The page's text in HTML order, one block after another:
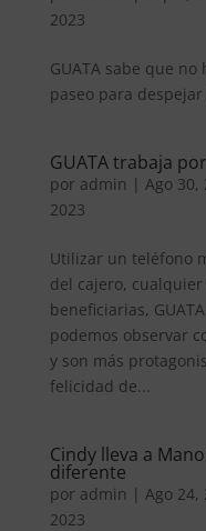
2023
GUATA sabe que
paseo para
GUATA trabaja
por admin | Ago 30,
2023
Utilizar un teléfono
del cajero,
beneficiarias,
podemos observar
y son más
felicidad de...
Cindy lleva a
diferente
por admin | Ago 24,
2023